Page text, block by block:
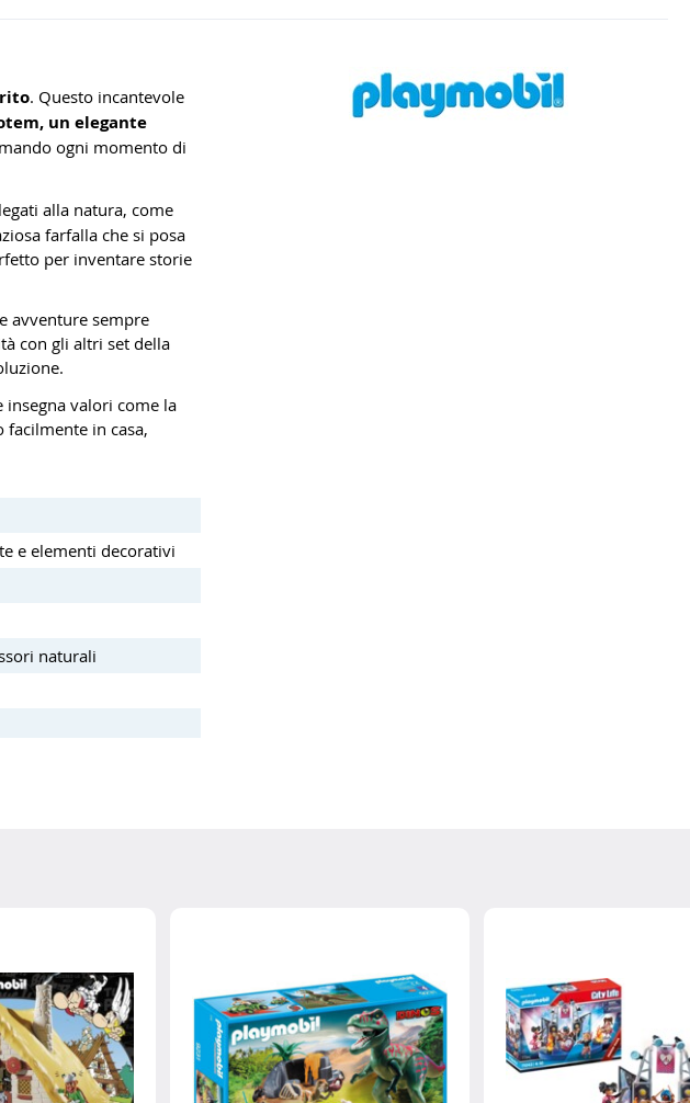
. Questo incantevole
un elegante
ogni momento di
alla natura, come
farfalla che si posa
per inventare storie
avventure sempre
con gli altri set della
insegna valori come la
in casa,
e elementi decorativi
naturali